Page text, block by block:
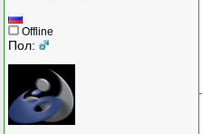
Offline
Пол: